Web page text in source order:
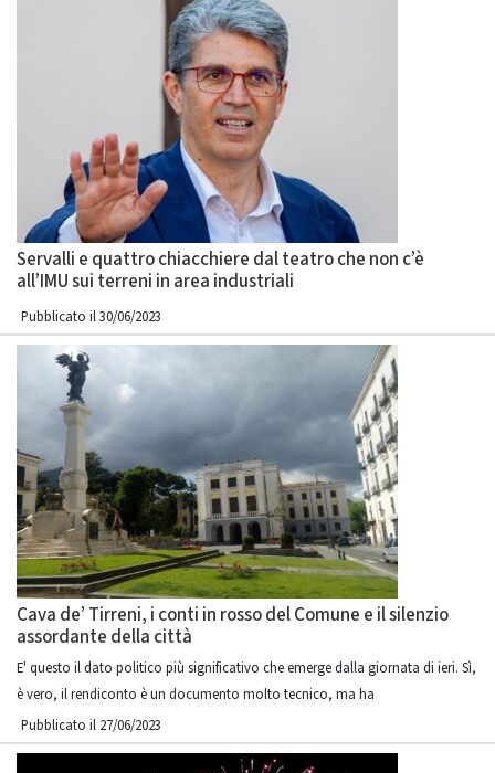
Servalli e quattro chiacchiere dal teatro che non c’è
all’IMU sui terreni in area industriali
Pubblicato il 30/06/2023
Cava de’ Tirreni, i conti in rosso del Comune e il silenzio
assordante della città
E' questo il dato politico più significativo che emerge dalla giornata di ieri. Sì,
è vero, il rendiconto è un documento molto tecnico, ma ha
Pubblicato il 27/06/2023